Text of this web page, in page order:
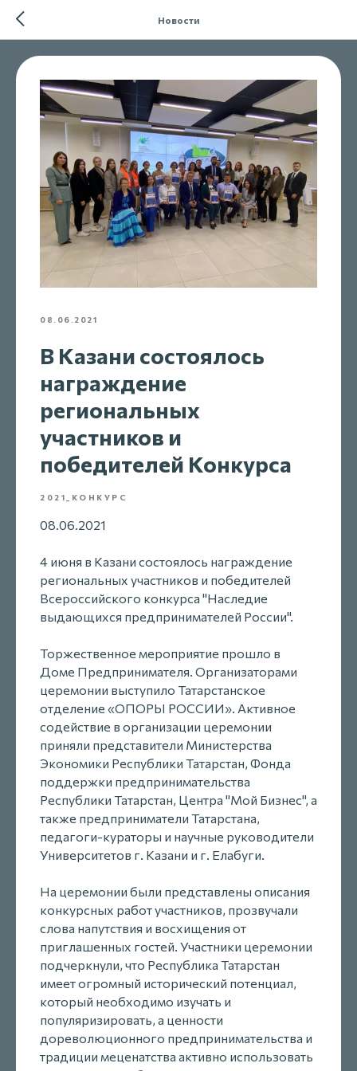
Новости
08.06.2021
В Казани состоялось
награждение
региональных
участников и
победителей Конкурса
2021_КОНКУРС
08.06.2021
4 июня в Казани состоялось награждение
региональных участников и победителей
Всероссийского конкурса "Наследие
выдающихся предпринимателей России".
Торжественное мероприятие прошло в
Доме Предпринимателя. Организаторами
церемонии выступило Татарстанское
отделение «ОПОРЫ РОССИИ». Активное
содействие в организации церемонии
приняли представители Министерства
Экономики Республики Татарстан, Фонда
поддержки предпринимательства
Республики Татарстан, Центра "Мой Бизнес", а
также предприниматели Татарстана,
педагоги-кураторы и научные руководители
Университетов г. Казани и г. Елабуги.
На церемонии были представлены описания
конкурсных работ участников, прозвучали
слова напутствия и восхищения от
приглашенных гостей. Участники церемонии
подчеркнули, что Республика Татарстан
имеет огромный исторический потенциал,
который необходимо изучать и
популяризировать, а ценности
дореволюционного предпринимательства и
традиции меценатства активно использовать